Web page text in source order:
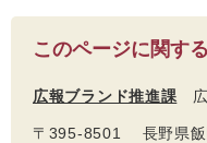
このページに関す
広報ブランド推進課 広
〒395-8501 長野県